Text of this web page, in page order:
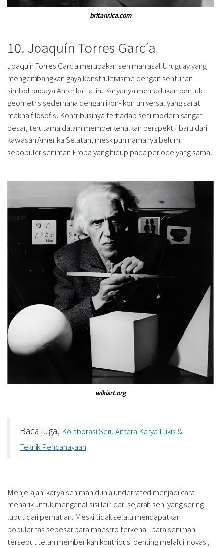
britannica.com
10. Joaquín Torres García
Joaquín Torres García merupakan seniman asal Uruguay yang
mengembangkan gaya konstruktivisme dengan sentuhan
simbol budaya Amerika Latin. Karyanya memadukan bentuk
geometris sederhana dengan ikon-ikon universal yang sarat
makna filosofis. Kontribusinya terhadap seni modern sangat
besar, terutama dalam memperkenalkan perspektif baru dari
kawasan Amerika Selatan, meskipun namanya belum
sepopuler seniman Eropa yang hidup pada periode yang sama.
wikiart.org
Baca juga, Kolaborasi Seru Antara Karya Lukis &
Teknik Pencahayaan
Menjelajahi karya seniman dunia underrated menjadi cara
menarik untuk mengenal sisi lain dari sejarah seni yang sering
luput dari perhatian. Meski tidak selalu mendapatkan
popularitas sebesar para maestro terkenal, para seniman
tersebut telah memberikan kontribusi penting melalui inovasi,